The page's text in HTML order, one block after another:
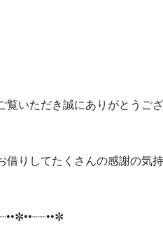
いただき誠にありがとうござ
借りしてたくさんの感謝の気